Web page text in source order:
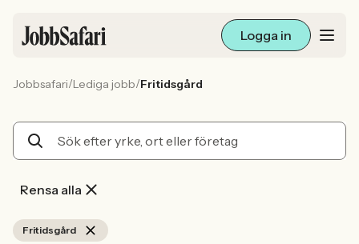
Logga in
Arbetsliv och karriär
Jobbsafari/Lediga jobb/Fritidsgård
Rensa alla
Fritidsgård